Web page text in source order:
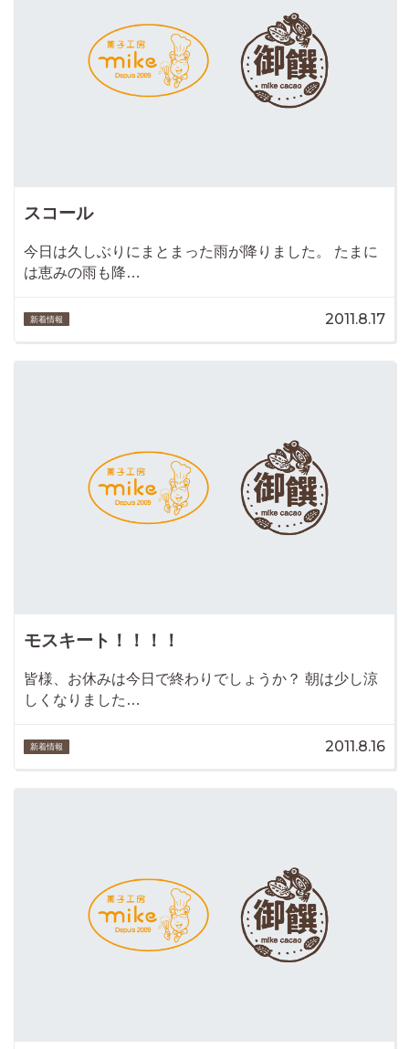
スコール
今日は久しぶりにまとまった雨が降りました。 たまに
は恵みの雨も降…
新着情報 2011.8.17
モスキート！！！！
皆様、お休みは今日で終わりでしょうか？ 朝は少し涼
しくなりました…
新着情報 2011.8.16